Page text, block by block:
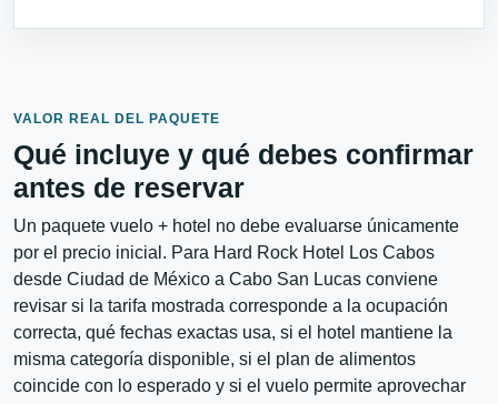
VALOR REAL DEL PAQUETE
Qué incluye y qué debes confirmar
antes de reservar
Un paquete vuelo + hotel no debe evaluarse únicamente
por el precio inicial. Para Hard Rock Hotel Los Cabos
desde Ciudad de México a Cabo San Lucas conviene
revisar si la tarifa mostrada corresponde a la ocupación
correcta, qué fechas exactas usa, si el hotel mantiene la
misma categoría disponible, si el plan de alimentos
coincide con lo esperado y si el vuelo permite aprovechar